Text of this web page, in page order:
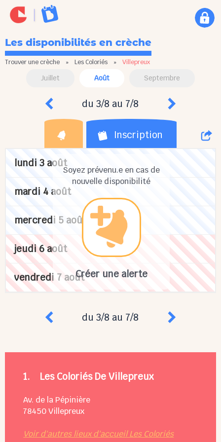
Les disponibilités en crèche
Trouver une crèche » Les Coloriés » Villepreux
Juillet Août Septembre
du 3/8 au 7/8
Inscription
Soyez prévenu.e en cas de
nouvelle disponibilité
Créer une alerte
lundi 3 août
mardi 4 août
mercredi 5 août
jeudi 6 août
vendredi 7 août
du 3/8 au 7/8
1. Les Coloriés De Villepreux
Av. de la Pépinière
78450 Villepreux
Voir d'autres lieux d'accueil Les Coloriés